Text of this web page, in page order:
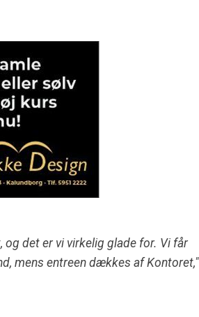
det er vi virkelig glade for. Vi får
mens entreen dækkes af Kontoret,"